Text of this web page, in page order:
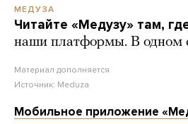
МЕДУЗА
Читайте «Медузу» там,
наши платформы. В одном
Материал дополняется
Источник: Meduza
Мобильное приложение